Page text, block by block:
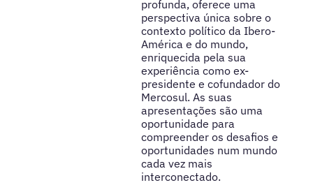
profunda, oferece uma
perspectiva única sobre o
contexto político da Ibero-
América e do mundo,
enriquecida pela sua
experiência como ex-
presidente e cofundador do
Mercosul. As suas
apresentações são uma
oportunidade para
compreender os desafios e
oportunidades num mundo
cada vez mais
interconectado.